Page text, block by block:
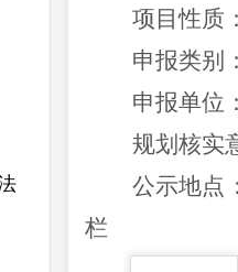
项目性质
申报类别
申报单位
规划核实
公示地点
栏